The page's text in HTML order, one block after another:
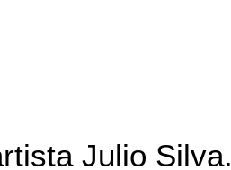
Julio Silva.